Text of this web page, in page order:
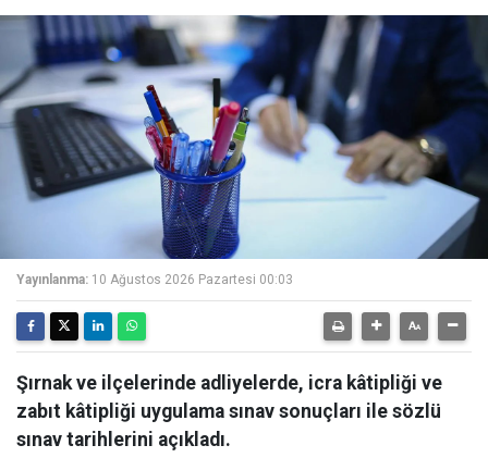
Yayınlanma: 10 Ağustos 2026 Pazartesi 00:03
Şırnak ve ilçelerinde adliyelerde, icra kâtipliği ve
zabıt kâtipliği uygulama sınav sonuçları ile sözlü
sınav tarihlerini açıkladı.